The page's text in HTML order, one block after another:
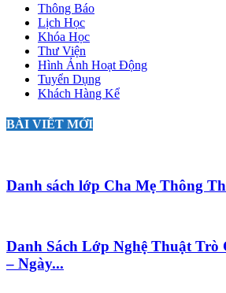
Thông Báo
Lịch Học
Khóa Học
Thư Viện
Hình Ảnh Hoạt Động
Tuyển Dụng
Khách Hàng Kể
BÀI VIẾT MỚI
Danh sách lớp Cha Mẹ Thông
Danh Sách Lớp Nghệ Thuật Trò
– Ngày...